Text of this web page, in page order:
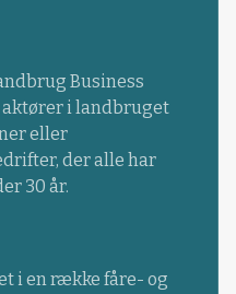
Business
i landbruget
eller
der alle har
30 år.
i en række fåre- og